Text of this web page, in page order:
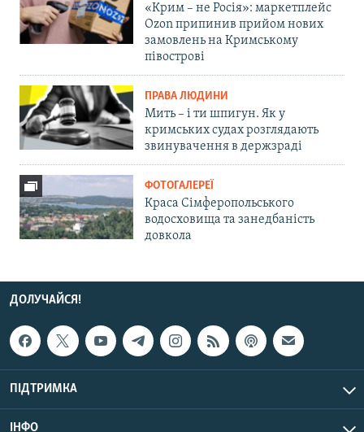
«Крим – не Росія»: маркетплейс
Ozon припинив прийом нових
замовлень на Кримському
півострові
ПРАВА ЛЮДИНИ
Мить – і ти шпигун. Як у
кримських судах розглядають
звинувачення в держзраді
ФОТОГАЛЕРЕЇ
Краса Сімферопольського
водосховища та занедбаність
довкола
ДОЛУЧАЙСЯ!
ПІДТРИМКА
ІНФО